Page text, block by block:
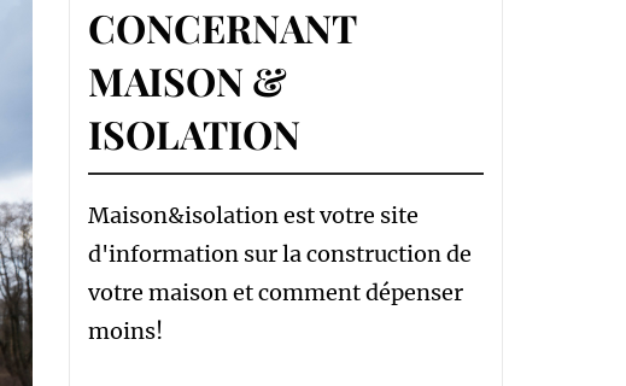
CONCERNANT
MAISON &
ISOLATION
Maison&isolation est votre site
d'information sur la construction de
votre maison et comment dépenser
moins!